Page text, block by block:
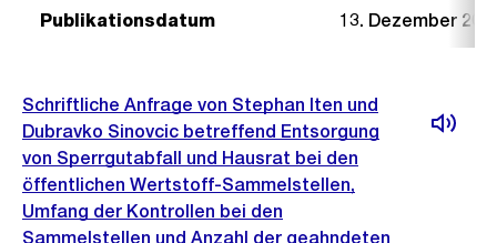
Publikationsdatum 13. Dezember
Schriftliche Anfrage von Stephan Iten und
Dubravko Sinovcic betreffend Entsorgung
von Sperrgutabfall und Hausrat bei den
öffentlichen Wertstoff-Sammelstellen,
Umfang der Kontrollen bei den
Sammelstellen und Anzahl der geahndeten